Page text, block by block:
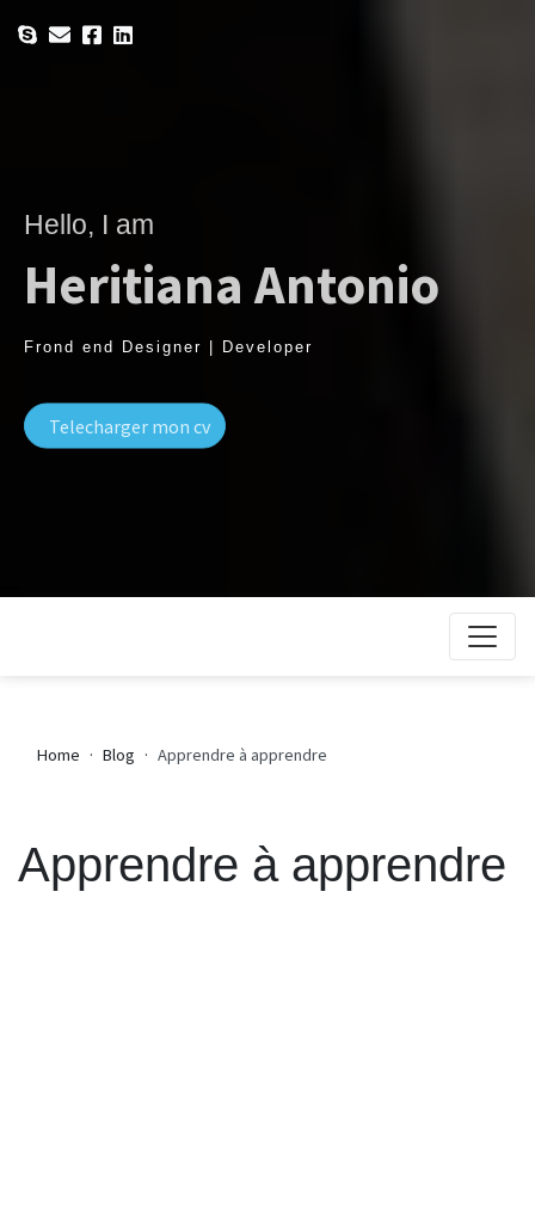
Hello, I am
Heritiana Antonio
Frond end Designer | Developer
Telecharger mon cv
Home Blog Apprendre à apprendre
Apprendre à apprendre